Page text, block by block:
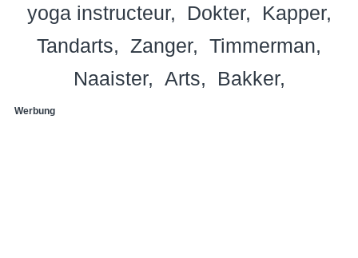
yoga instructeur
Dokter
Kapper
Tandarts
Zanger
Timmerman
Naaister
Arts Bakker
Werbung